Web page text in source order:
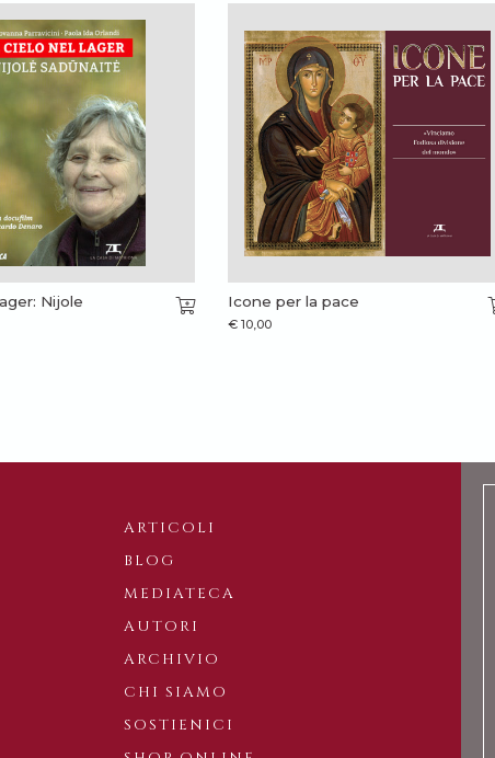
Nijole
Icone per la pace
€ 10,00
ARTICOLI
BLOG
MEDIATECA
AUTORI
ARCHIVIO
CHI SIAMO
SOSTIENICI